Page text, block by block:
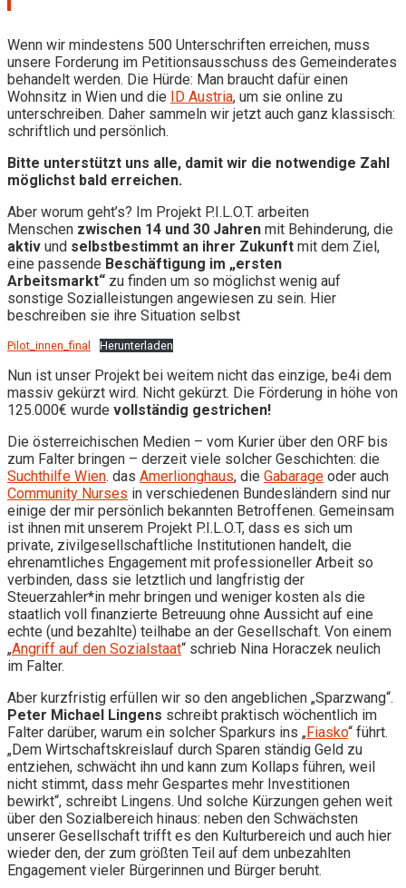
Wenn wir mindestens 500 Unterschriften erreichen, muss
unsere Forderung im Petitionsausschuss des Gemeinderates
behandelt werden. Die Hürde: Man braucht dafür einen
Wohnsitz in Wien und die ID Austria, um sie online zu
unterschreiben. Daher sammeln wir jetzt auch ganz klassisch:
schriftlich und persönlich.
Bitte unterstützt uns alle, damit wir die notwendige Zahl
möglichst bald erreichen.
Aber worum geht’s? Im Projekt P.I.L.O.T. arbeiten
Menschen zwischen 14 und 30 Jahren mit Behinderung, die
aktiv und selbstbestimmt an ihrer Zukunft mit dem Ziel,
eine passende Beschäftigung im „ersten
Arbeitsmarkt“ zu finden um so möglichst wenig auf
sonstige Sozialleistungen angewiesen zu sein. Hier
beschreiben sie ihre Situation selbst
Pilot_innen_final Herunterladen
Nun ist unser Projekt bei weitem nicht das einzige, be4i dem
massiv gekürzt wird. Nicht gekürzt. Die Förderung in höhe von
125.000€ wurde vollständig gestrichen!
Die österreichischen Medien – vom Kurier über den ORF bis
zum Falter bringen – derzeit viele solcher Geschichten: die
Suchthilfe Wien. das Amerlionghaus, die Gabarage oder auch
Community Nurses in verschiedenen Bundesländern sind nur
einige der mir persönlich bekannten Betroffenen. Gemeinsam
ist ihnen mit unserem Projekt P.I.L.O.T, dass es sich um
private, zivilgesellschaftliche Institutionen handelt, die
ehrenamtliches Engagement mit professioneller Arbeit so
verbinden, dass sie letztlich und langfristig der
Steuerzahler*in mehr bringen und weniger kosten als die
staatlich voll finanzierte Betreuung ohne Aussicht auf eine
echte (und bezahlte) teilhabe an der Gesellschaft. Von einem
„Angriff auf den Sozialstaat“ schrieb Nina Horaczek neulich
im Falter.
Aber kurzfristig erfüllen wir so den angeblichen „Sparzwang“.
Peter Michael Lingens schreibt praktisch wöchentlich im
Falter darüber, warum ein solcher Sparkurs ins „Fiasko“ führt.
„Dem Wirtschaftskreislauf durch Sparen ständig Geld zu
entziehen, schwächt ihn und kann zum Kollaps führen, weil
nicht stimmt, dass mehr Gespartes mehr Investitionen
bewirkt“, schreibt Lingens. Und solche Kürzungen gehen weit
über den Sozialbereich hinaus: neben den Schwächsten
unserer Gesellschaft trifft es den Kulturbereich und auch hier
wieder den, der zum größten Teil auf dem unbezahlten
Engagement vieler Bürgerinnen und Bürger beruht.